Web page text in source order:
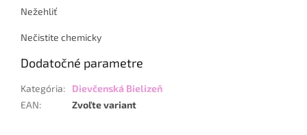
Nežehliť
Nečistite chemicky
Dodatočné parametre
Kategória:
Dievčenská Bielizeň
EAN: Zvoľte variant